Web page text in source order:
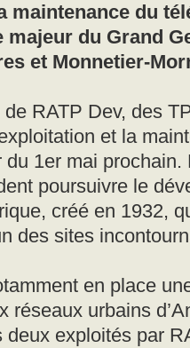
maintenance du
du Grand
et Monnetier-
RATP Dev, des
et la
1er mai prochain.
poursuivre le
créé en 1932,
des sites
en place
réseaux urbains
deux exploités par